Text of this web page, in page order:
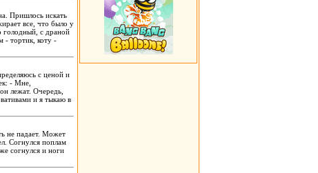
Пришлось искать
все, что было у
голодный, с драной
- тортик, коту -
с ценой и
- Мне,
лежат. Очередь,
и я тыкаю в
не падает. Может
Согнулся поплам
согнулся и ноги